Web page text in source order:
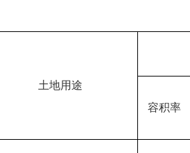
土地用途
容积率